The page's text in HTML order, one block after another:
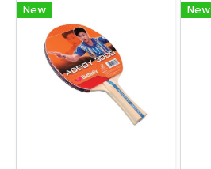
New New